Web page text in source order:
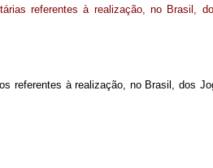
referentes à realização, no Brasil,
referentes à realização, no Brasil, dos